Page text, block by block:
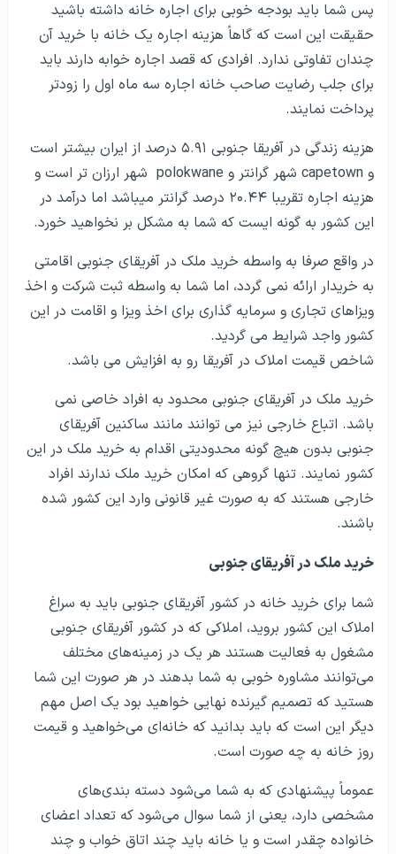
پس شما باید بودجه خوبی برای اجاره خانه داشته باشید
حقیقت این است که گاهاً هزینه اجاره یک خانه با خرید آن
چندان تفاوتی ندارد. افرادی که قصد اجاره خوابه دارند باید
برای جلب رضایت صاحب خانه اجاره سه ماه اول را زودتر
پرداخت نمایند.
هزینه زندگی در آفریقا جنوبی ۵.۹۱ درصد از ایران بیشتر است
و capetown شهر گرانتر و polokwane شهر ارزان تر است و
هزینه اجاره تقریبا ۲۰.۴۴ درصد گرانتر میباشد اما درآمد در
این کشور به گونه ایست که شما به مشکل بر نخواهید خورد.
در واقع صرفا به واسطه خرید ملک در آفریقای جنوبی اقامتی
به خریدار ارائه نمی گردد، اما شما به واسطه ثبت شرکت و اخذ
ویزاهای تجاری و سرمایه گذاری برای اخذ ویزا و اقامت در این
کشور واجد شرایط می گردید.
شاخص قیمت املاک در آفریقا رو به افزایش می باشد.
خرید ملک در آفریقای جنوبی محدود به افراد خاصی نمی
باشد. اتباع خارجی نیز می توانند مانند ساکنین آفریقای
جنوبی بدون هیچ گونه محدودیتی اقدام به خرید ملک در این
کشور نمایند. تنها گروهی که امکان خرید ملک ندارند افراد
خارجی هستند که به صورت غیر قانونی وارد این کشور شده
باشند.
خرید ملک در آفریقای جنوبی
شما برای خرید خانه در کشور آفریقای جنوبی باید به سراغ
املاک این کشور بروید، املاکی که در کشور آفریقای جنوبی
مشغول به فعالیت هستند هر یک در زمینه‌های مختلف
می‌توانند مشاوره خوبی به شما بدهند در هر صورت این شما
هستید که تصمیم گیرنده نهایی خواهید بود یک اصل مهم
دیگر این است که باید بدانید که خانه‌ای می‌خواهید و قیمت
روز خانه به چه صورت است.
عموماً پیشنهادی که به شما می‌شود دسته بندی‌های
مشخصی دارد، یعنی از شما سوال می‌شود که تعداد اعضای
خانواده چقدر است و یا خانه باید چند اتاق خواب و چند